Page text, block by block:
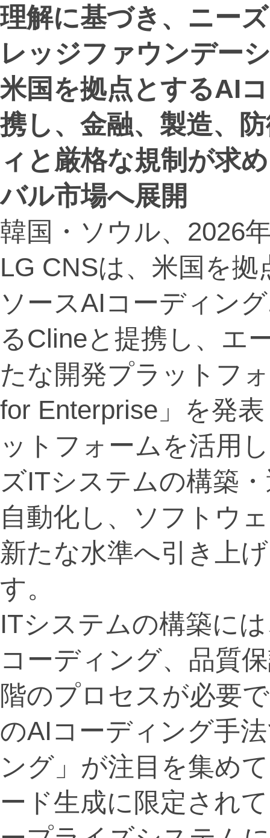
理解に基づき、ニー
レッジファウンデー
米国を拠点とするAI
携し、金融、製造、
ィと厳格な規制が求
バル市場へ展開
韓国・ソウル、2026
LG CNSは、米国を
ソースAIコーディン
るClineと提携し、エ
たな開発プラットフ
for Enterprise」を発
ットフォームを活用
ズITシステムの構築
自動化し、ソフトウ
新たな水準へ引き上
す。
ITシステムの構築に
コーディング、品質
階のプロセスが必要
のAIコーディング手
ング」が注目を集め
ード生成に限定され